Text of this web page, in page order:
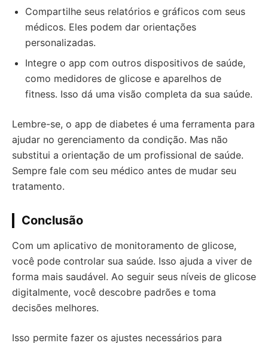
Compartilhe seus relatórios e gráficos com seus
médicos. Eles podem dar orientações
personalizadas.
Integre o app com outros dispositivos de saúde,
como medidores de glicose e aparelhos de
fitness. Isso dá uma visão completa da sua saúde.
Lembre-se, o app de diabetes é uma ferramenta para
ajudar no gerenciamento da condição. Mas não
substitui a orientação de um profissional de saúde.
Sempre fale com seu médico antes de mudar seu
tratamento.
Conclusão
Com um aplicativo de monitoramento de glicose,
você pode controlar sua saúde. Isso ajuda a viver de
forma mais saudável. Ao seguir seus níveis de glicose
digitalmente, você descobre padrões e toma
decisões melhores.
Isso permite fazer os ajustes necessários para